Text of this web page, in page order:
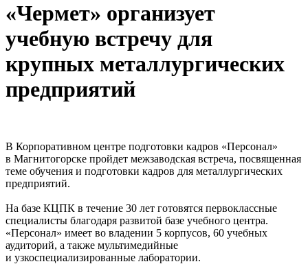
«Чермет» организует
учебную встречу для
крупных металлургических
предприятий
В Корпоративном центре подготовки кадров «Персонал»
в Магнитогорске пройдет межзаводская встреча, посвященная
теме обучения и подготовки кадров для металлургических
предприятий.
На базе КЦПК в течение 30 лет готовятся первоклассные
специалисты благодаря развитой базе учебного центра.
«Персонал» имеет во владении 5 корпусов, 60 учебных
аудиторий, а также мультимедийные
и узкоспециализированные лаборатории.